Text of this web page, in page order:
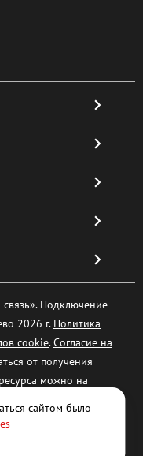
Подключение
2026 г. Политика
cookie.Согласие на
от получения
можно на
сайтом было